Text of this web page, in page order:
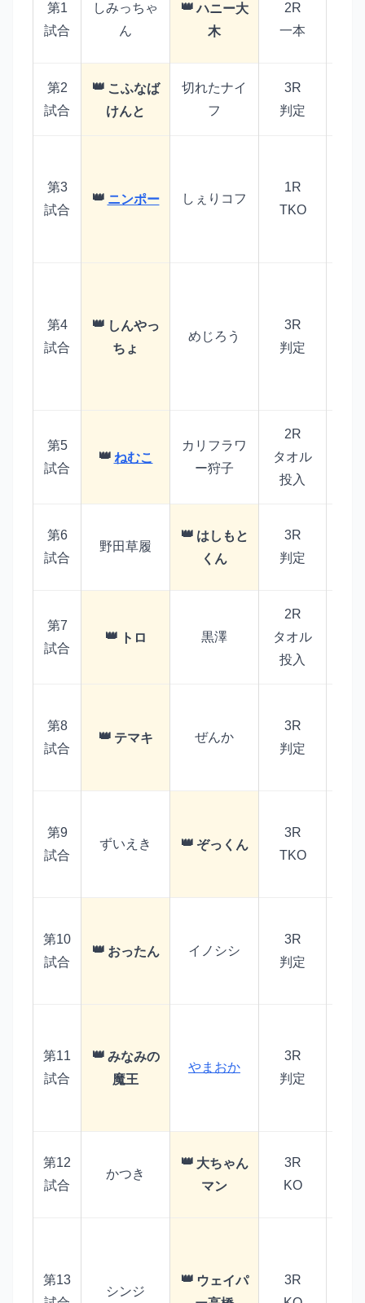
第1
試合
しみっちゃ
ん
ハニー大
木
2R
一本
第2
試合
こふなば
けんと
切れたナイ
フ
3R
判定
第3
試合
ニンポー しぇりコフ
1R
TKO
第4
試合
しんやっ
ちょ
めじろう
3R
判定
第5
試合
ねむこ
カリフラワ
ー狩子
2R
タオル
投入
第6
試合
野田草履
はしもと
くん
3R
判定
第7
試合
トロ 黒澤
2R
タオル
投入
第8
試合
テマキ ぜんか
3R
判定
第9
試合
ずいえき ぞっくん
3R
TKO
第10
試合
おったん イノシシ
3R
判定
第11
試合
みなみの
魔王
やまおか
3R
判定
第12
試合
かつき
大ちゃん
マン
3R
KO
第13
シンジ
ウェイパ
3R